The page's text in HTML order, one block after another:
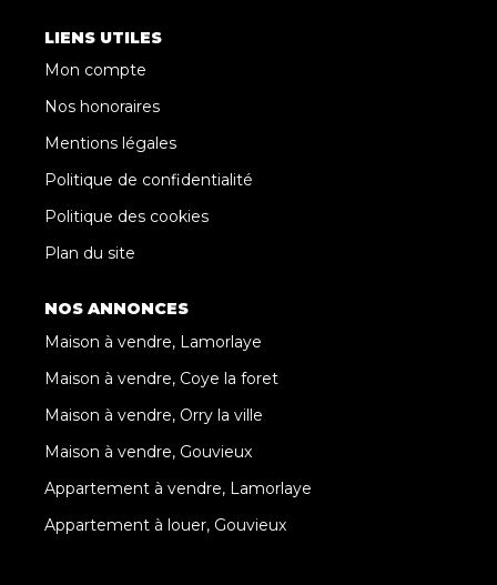
LIENS UTILES
Mon compte
Nos honoraires
Mentions légales
Politique de confidentialité
Politique des cookies
Plan du site
NOS ANNONCES
Maison à vendre, Lamorlaye
Maison à vendre, Coye la foret
Maison à vendre, Orry la ville
Maison à vendre, Gouvieux
Appartement à vendre, Lamorlaye
Appartement à louer, Gouvieux